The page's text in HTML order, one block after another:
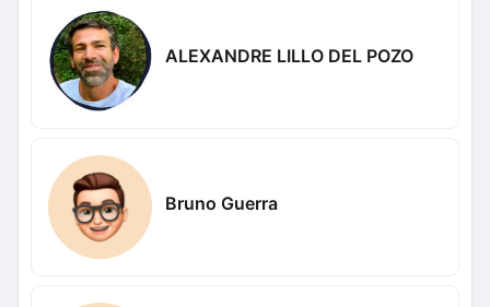
ALEXANDRE LILLO DEL POZO
Bruno Guerra